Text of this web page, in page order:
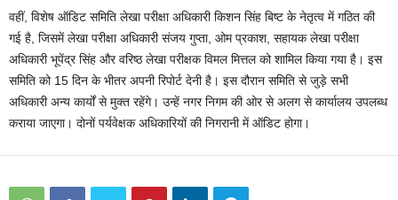
वहीं, विशेष ऑडिट समिति लेखा परीक्षा अधिकारी किशन सिंह बिष्ट के नेतृत्व में गठित की
गई है, जिसमें लेखा परीक्षा अधिकारी संजय गुप्ता, ओम प्रकाश, सहायक लेखा परीक्षा
अधिकारी भूपेंद्र सिंह और वरिष्ठ लेखा परीक्षक विमल मित्तल को शामिल किया गया है। इस
समिति को 15 दिन के भीतर अपनी रिपोर्ट देनी है। इस दौरान समिति से जुड़े सभी
अधिकारी अन्य कार्यों से मुक्त रहेंगे। उन्हें नगर निगम की ओर से अलग से कार्यालय उपलब्ध
कराया जाएगा। दोनों पर्यवेक्षक अधिकारियों की निगरानी में ऑडिट होगा।